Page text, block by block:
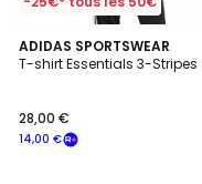
ADIDAS SPORTSWEAR
T-shirt Essentials 3-Stripes
14,00 €
28,00 €
4,8
/ 5